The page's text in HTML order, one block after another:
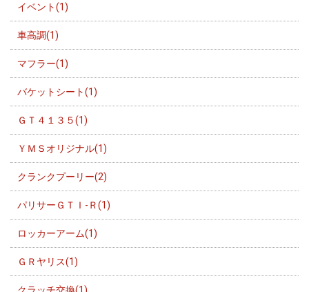
イベント(1)
車高調(1)
マフラー(1)
バケットシート(1)
ＧＴ４１３５(1)
ＹＭＳオリジナル(1)
クランクプーリー(2)
パリサーＧＴＩ-Ｒ(1)
ロッカーアーム(1)
ＧＲヤリス(1)
クラッチ交換(1)